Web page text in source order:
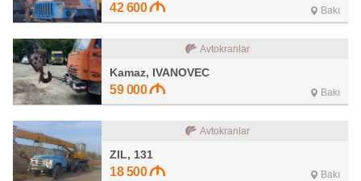
42 600 Bakı
Avtokranlar
Kamaz, IVANOVEC
59 000 Bakı
Avtokranlar
ZIL, 131
18 500 Bakı